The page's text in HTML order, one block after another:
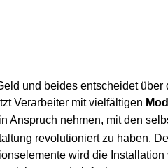
und beides entscheidet
Verarbeiter mit vielfältigen
Anspruch nehmen, mit den
revolutioniert zu haben.
wird die